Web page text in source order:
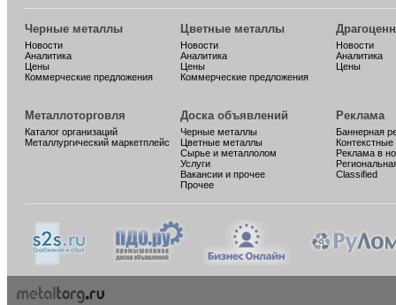
Черные металлы
Новости
Аналитика
Цены
Коммерческие предложения
Цветные металлы
Новости
Аналитика
Цены
Коммерческие предложения
Новости
Аналитика
Цены
Металлоторговля
Каталог организаций
Металлургический маркетплейс
Доска объявлений
Черные металлы
Цветные металлы
Сырье и металлолом
Услуги
Вакансии и прочее
Прочее
Реклама
Баннерная
Реклама в
Classified